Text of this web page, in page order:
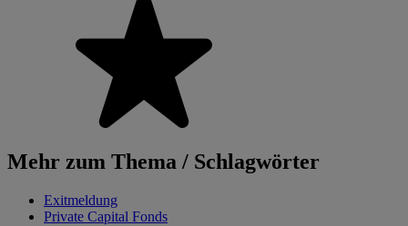
Mehr zum Thema / Schlagwörter
Exitmeldung
Private Capital Fonds